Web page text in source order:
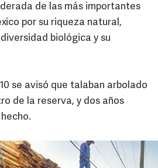
de las más importantes
por su riqueza natural,
biológica y su
se avisó que talaban arbolado
de la reserva, y dos años